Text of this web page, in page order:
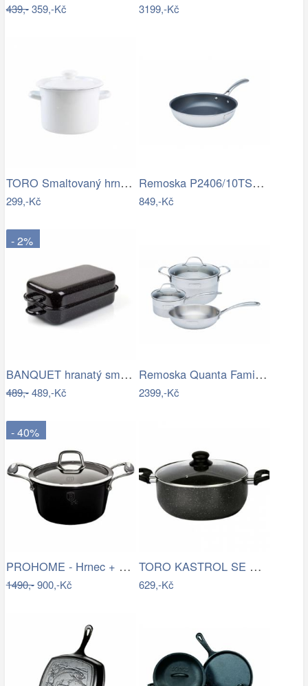
439,-359,-Kč 3199,-Kč
TORO Smaltovaný hrnec s poklicí 3l bílý
299,-Kč
Remoska P2406/10TSC Pánev s nepřilnavým…
849,-Kč
- 2%
BANQUET hranatý smaltovaný 35cm, 2 díly
489,-489,-Kč
Remoska Quanta Family pack 15273 3ks
2399,-Kč
- 40%
PROHOME - Hrnec + poklice 20cm Black…
1490,-900,-Kč
TORO KASTROL SE SKLENĚNOU POKLICÍ,…
629,-Kč